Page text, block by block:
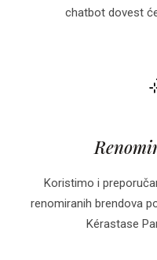
chatbot dovest
Koristimo i
renomiranih brendova
Kérastase